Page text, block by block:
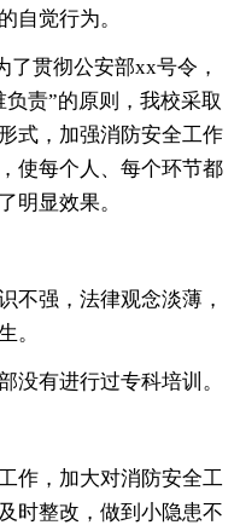
自觉行为。
贯彻公安部xx号令，
责”的原则，我校采取
式，加强消防安全工作
使每个人、每个环节都
明显效果。
不强，法律观念淡薄，
。
没有进行过专科培训。
作，加大对消防安全工
时整改，做到小隐患不